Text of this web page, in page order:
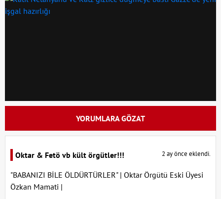
YORUMLARA GÖZAT
Oktar & Fetö vb kült örgütler!!! 2 ay önce eklendi.
"BABANIZI BİLE ÖLDÜRTÜRLER" | Oktar Örgütü Eski Üyesi
Özkan Mamati |